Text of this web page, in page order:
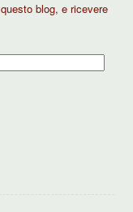
blog, e ricevere